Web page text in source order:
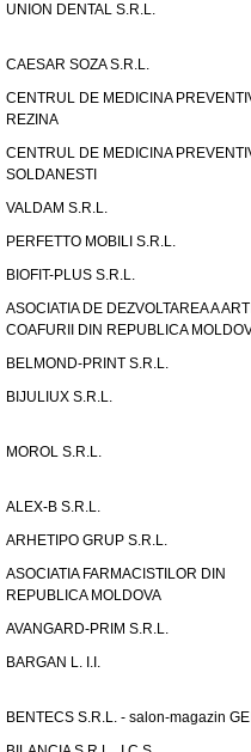
UNION DENTAL S.R.L.
CAESAR SOZA S.R.L.
CENTRUL DE MEDICINA
REZINA
CENTRUL DE MEDICINA
SOLDANESTI
VALDAM S.R.L.
PERFETTO MOBILI S.R.L.
BIOFIT-PLUS S.R.L.
ASOCIATIA DE DEZVOLTAREA A
COAFURII DIN REPUBLICA
BELMOND-PRINT S.R.L.
BIJULIUX S.R.L.
MOROL S.R.L.
ALEX-B S.R.L.
ARHETIPO GRUP S.R.L.
ASOCIATIA FARMACISTILOR DIN
REPUBLICA MOLDOVA
AVANGARD-PRIM S.R.L.
BARGAN L. I.I.
BENTECS S.R.L. - salon-magazin